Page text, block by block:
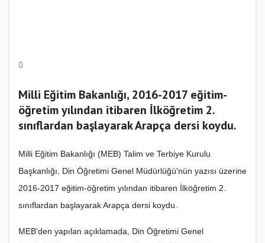
0
Milli Eğitim Bakanlığı, 2016-2017 eğitim-
öğretim yılından itibaren İlköğretim 2.
sınıflardan başlayarak Arapça dersi koydu.
Milli Eğitim Bakanlığı (MEB) Talim ve Terbiye Kurulu
Başkanlığı, Din Öğretimi Genel Müdürlüğü'nün yazısı üzerine
2016-2017 eğitim-öğretim yılından itibaren İlköğretim 2.
sınıflardan başlayarak Arapça dersi koydu.
MEB'den yapılan açıklamada, Din Öğretimi Genel